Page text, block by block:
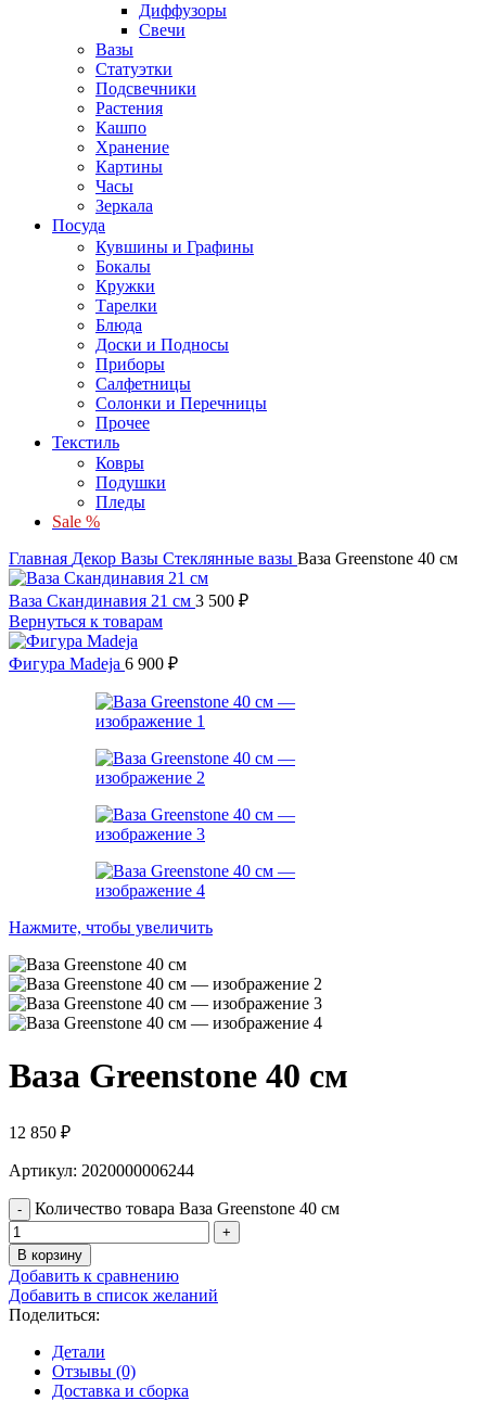
Диффузоры
Свечи
Вазы
Статуэтки
Подсвечники
Растения
Кашпо
Хранение
Картины
Часы
Зеркала
Посуда
Кувшины и Графины
Бокалы
Кружки
Тарелки
Блюда
Доски и Подносы
Приборы
Салфетницы
Солонки и Перечницы
Прочее
Текстиль
Ковры
Подушки
Пледы
Sale %
Главная Декор Вазы Стеклянные вазы Ваза Greenstone 40 см
Ваза Скандинавия 21 см 3 500 ₽
Вернуться к товарам
Фигура Madeja 6 900 ₽
Нажмите, чтобы увеличить
Ваза Greenstone 40 см
12 850 ₽
Артикул: 2020000006244
Количество товара Ваза Greenstone 40 см
В корзину
Добавить к сравнению
Добавить в список желаний
Поделиться:
Детали
Отзывы (0)
Доставка и сборка